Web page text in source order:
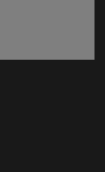
ventana)
ventana)